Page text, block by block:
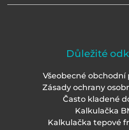
Důležité
Všeobecné
Zásady ochrany
Často kladené
Kalkulačka
Kalkulačka tepové